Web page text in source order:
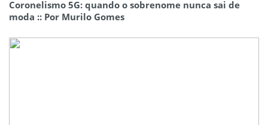
Coronelismo 5G: quando o sobrenome nunca sai de
moda :: Por Murilo Gomes